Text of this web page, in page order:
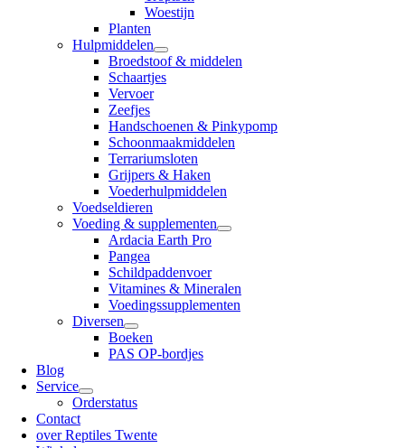
Woestijn
Planten
Hulpmiddelen
Broedstoof & middelen
Schaartjes
Vervoer
Zeefjes
Handschoenen & Pinkypomp
Schoonmaakmiddelen
Terrariumsloten
Grijpers & Haken
Voederhulpmiddelen
Voedseldieren
Voeding & supplementen
Ardacia Earth Pro
Pangea
Schildpaddenvoer
Vitamines & Mineralen
Voedingssupplementen
Diversen
Boeken
PAS OP-bordjes
Blog
Service
Orderstatus
Contact
over Reptiles Twente